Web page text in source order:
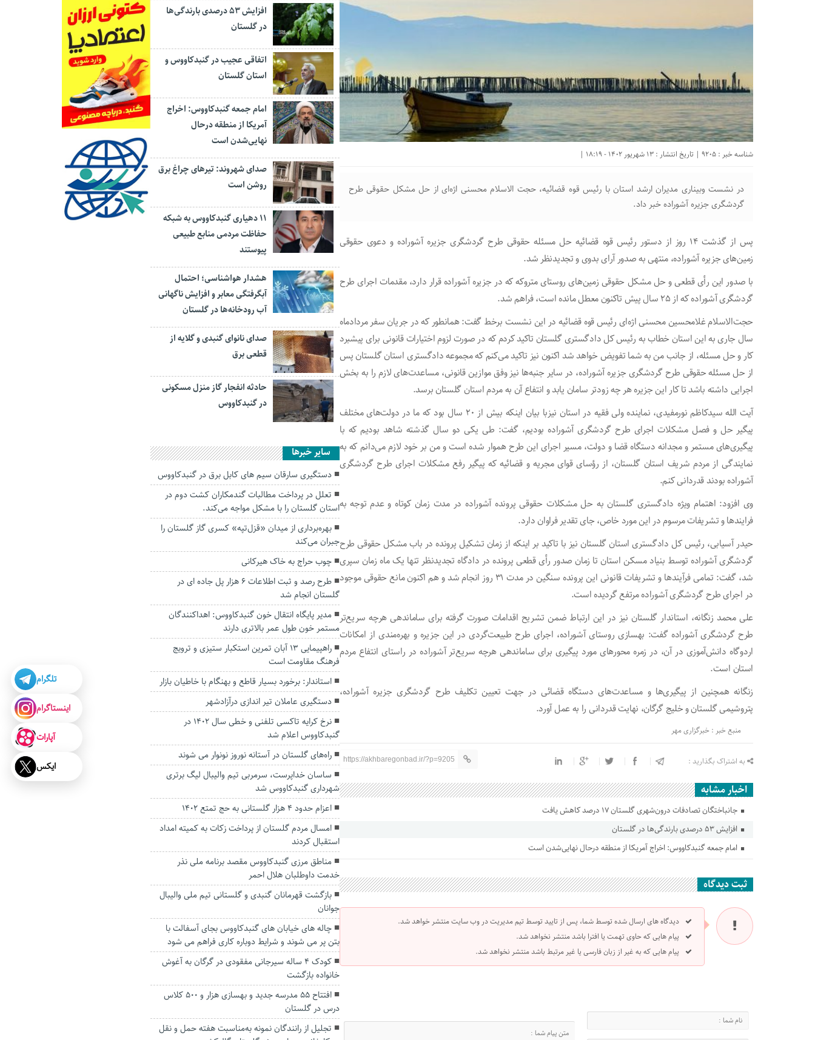
شناسه خبر : 9205 | تاریخ انتشار : 13 شهریور 1402 - 18:19 |
در نشست وبیناری مدیران ارشد استان با رئیس قوه قضائیه، حجت الاسلام محسنی اژه‌ای از حل مشکل حقوقی طرح
گردشگری جزیره آشوراده خبر داد.
پس از گذشت ۱۴ روز از دستور رئیس قوه قضائیه حل مسئله حقوقی طرح گردشگری جزیره آشوراده و دعوی حقوقی
زمین‌های جزیره آشوراده، منتهی به صدور آرای بدوی و تجدیدنظر شد.
با صدور این رأی قطعی و حل مشکل حقوقی زمین‌های روستای متروکه که در جزیره آشوراده قرار دارد، مقدمات اجرای طرح
گردشگری آشوراده که از ۲۵ سال پیش تاکنون معطل مانده است، فراهم شد.
حجت‌الاسلام غلامحسین محسنی اژه‌ای رئیس قوه قضائیه در این نشست برخط گفت: همانطور که در جریان سفر مردادماه
سال جاری به این استان خطاب به رئیس کل دادگستری گلستان تاکید کردم که در صورت لزوم اختیارات قانونی برای پیشبرد
کار و حل مسئله، از جانب من به شما تفویض خواهد شد اکنون نیز تاکید می‌کنم که مجموعه دادگستری استان گلستان پس
از حل مسئله حقوقی طرح گردشگری جزیره آشوراده، در سایر جنبه‌ها نیز وفق موازین قانونی، مساعدت‌های لازم را به بخش
اجرایی داشته باشد تا کار این جزیره هر چه زودتر سامان یابد و انتفاع آن به مردم استان گلستان برسد.
آیت الله سیدکاظم نورمفیدی، نماینده ولی فقیه در استان نیزبا بیان اینکه بیش از ۲۰ سال بود که ما در دولت‌های مختلف
پیگیر حل و فصل مشکلات اجرای طرح گردشگری آشوراده بودیم، گفت: طی یکی دو سال گذشته شاهد بودیم که با
پیگیری‌های مستمر و مجدانه دستگاه قضا و دولت، مسیر اجرای این طرح هموار شده است و من بر خود لازم می‌دانم که به
نمایندگی از مردم شریف استان گلستان، از رؤسای قوای مجریه و قضائیه که پیگیر رفع مشکلات اجرای طرح گردشگری
آشوراده بودند قدردانی کنم.
وی افزود: اهتمام ویژه دادگستری گلستان به حل مشکلات حقوقی پرونده آشوراده در مدت زمان کوتاه و عدم توجه به
فرایندها و تشریفات مرسوم در این مورد خاص، جای تقدیر فراوان دارد.
حیدر آسیابی، رئیس کل دادگستری استان گلستان نیز با تاکید بر اینکه از زمان تشکیل پرونده در باب مشکل حقوقی طرح
گردشگری آشوراده توسط بنیاد مسکن استان تا زمان صدور رأی قطعی پرونده در دادگاه تجدیدنظر تنها یک ماه زمان سپری
شد، گفت: تمامی فرآیندها و تشریفات قانونی این پرونده سنگین در مدت ۳۱ روز انجام شد و هم اکنون مانع حقوقی موجود
در اجرای طرح گردشگری آشوراده مرتفع گردیده است.
علی محمد زنگانه، استاندار گلستان نیز در این ارتباط ضمن تشریح اقدامات صورت گرفته برای ساماندهی هرچه سریع‌تر
طرح گردشگری آشوراده گفت: بهسازی روستای آشوراده، اجرای طرح طبیعت‌گردی در این جزیره و بهره‌مندی از امکانات
اردوگاه دانش‌آموزی در آن، در زمره محورهای مورد پیگیری برای ساماندهی هرچه سریع‌تر آشوراده در راستای انتفاع مردم
استان است.
زنگانه همچنین از پیگیری‌ها و مساعدت‌های دستگاه قضائی در جهت تعیین تکلیف طرح گردشگری جزیره آشوراده،
پتروشیمی گلستان و خلیج گرگان، نهایت قدردانی را به عمل آورد.
منبع خبر : خبرگزاری مهر
به اشتراک بگذارید : https://akhbaregonbad.ir/?p=9205
اخبار مشابه
جانباختگان تصادفات درون‌شهری گلستان ۱۷ درصد کاهش یافت
افزایش ۵۳ درصدی بارندگی‌ها در گلستان
امام جمعه گنبدکاووس: اخراج آمریکا از منطقه درحال نهایی‌شدن است
ثبت دیدگاه
دیدگاه های ارسال شده توسط شما، پس از تایید توسط تیم مدیریت در وب سایت منتشر خواهد شد.
پیام هایی که حاوی تهمت یا افترا باشد منتشر نخواهد شد.
پیام هایی که به غیر از زبان فارسی یا غیر مرتبط باشد منتشر نخواهد شد.
افزایش ۵۳ درصدی بارندگی‌ها
در گلستان
اتفاقی عجیب در‌ گنبدکاووس و
استان گلستان
امام جمعه گنبدکاووس: اخراج
آمریکا از منطقه درحال
نهایی‌شدن است
صدای شهروند: تیرهای چراغ برق
روشن است
۱۱ دهیاری گنبدکاووس به شبکه
حفاظت مردمی منابع طبیعی
پیوستند
هشدار هواشناسی؛ احتمال
آبگرفتگی معابر و افزایش ناگهانی
آب رودخانه‌ها در گلستان
صدای نانوای گنبدی و گلایه از
قطعی برق
حادثه انفجار گاز منزل مسکونی
در گنبدکاووس
سایر خبرها
دستگیری سارقان سيم های كابل برق در گنبدکاووس
تعلل در پرداخت مطالبات گندمکاران کشت دوم در
استان گلستان را با مشکل مواجه می‌کند.
بهره‌برداری از میدان «قزل‌تپه» کسری گاز گلستان را
جبران می‌کند
چوب حراج به خاک هیرکانی
طرح رصد و ثبت اطلاعات ۶ هزار پل جاده ای در
گلستان انجام شد
مدیر پایگاه انتقال خون گنبدکاووس: اهداکنندگان
مستمر خون طول عمر بالاتری دارند
راهپیمایی ۱۳ آبان تمرین استکبار ستیزی و ترویج
فرهنگ مقاومت است
استاندار: برخورد بسیار قاطع و بهنگام با خاطیان بازار
دستگیری عاملان تیر اندازی درآزادشهر
نرخ کرایه تاکسی تلفنی و خطی سال 1402 در
گنبدکاووس اعلام شد
راه‌های گلستان در آستانه نوروز نونوار می شوند
ساسان خداپرست، سرمربی تیم والیبال لیگ برتری
شهرداری گنبدکاووس شد
اعزام حدود ۴ هزار گلستانی به حج تمتع ۱۴۰۲
امسال مردم گلستان از پرداخت زکات به کمیته امداد
استقبال کردند
مناطق مرزی گنبدکاووس مقصد برنامه ملی نذر
خدمت داوطلبان هلال احمر
بازگشت قهرمانان گنبدی و گلستانی تیم ملی والیبال
جوانان
چاله های خیابان های گنبدکاووس بجای آسفالت با
بتن پر می شوند و شرایط دوباره کاری فراهم می شود
کودک ۴ ساله سیرجانی مفقودی در گرگان به آغوش
خانواده بازگشت
افتتاح ۵۵ مدرسه جدید و بهسازی هزار و ۵۰۰ کلاس
درس در گلستان
تجلیل از رانندگان نمونه به‌مناسبت هفته حمل و نقل
تلگرام
اینستاگرام
آپارات
ایکس